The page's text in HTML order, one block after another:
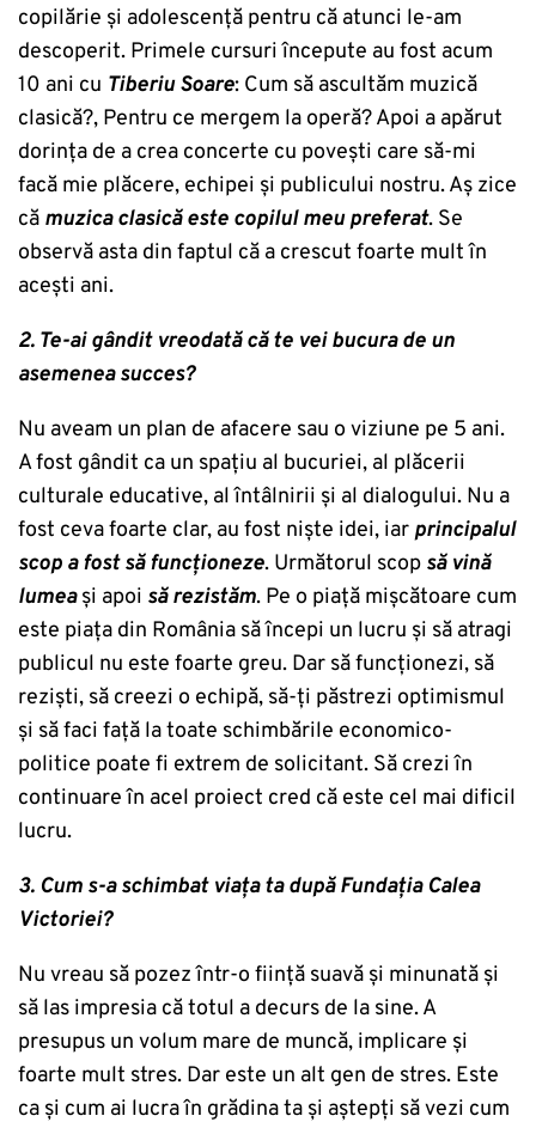
copilărie și adolescență pentru că atunci le-am
descoperit. Primele cursuri începute au fost acum
10 ani cu Tiberiu Soare: Cum să ascultăm muzică
clasică?, Pentru ce mergem la operă? Apoi a apărut
dorința de a crea concerte cu povești care să-mi
facă mie plăcere, echipei și publicului nostru. Aș zice
că muzica clasică este copilul meu preferat. Se
observă asta din faptul că a crescut foarte mult în
acești ani.
2. Te-ai gândit vreodată că te vei bucura de un
asemenea succes?
Nu aveam un plan de afacere sau o viziune pe 5 ani.
A fost gândit ca un spațiu al bucuriei, al plăcerii
culturale educative, al întâlnirii și al dialogului. Nu a
fost ceva foarte clar, au fost niște idei, iar principalul
scop a fost să funcționeze. Următorul scop să vină
lumeași apoi să rezistăm. Pe o piață mișcătoare cum
este piața din România să începi un lucru și să atragi
publicul nu este foarte greu. Dar să funcționezi, să
reziști, să creezi o echipă, să-ți păstrezi optimismul
și să faci față la toate schimbările economico-
politice poate fi extrem de solicitant. Să crezi în
continuare în acel proiect cred că este cel mai dificil
lucru.
3. Cum s-a schimbat viața ta după Fundația Calea
Victoriei?
Nu vreau să pozez într-o ființă suavă și minunată și
să las impresia că totul a decurs de la sine. A
presupus un volum mare de muncă, implicare și
foarte mult stres. Dar este un alt gen de stres. Este
ca și cum ai lucra în grădina ta și aștepți să vezi cum